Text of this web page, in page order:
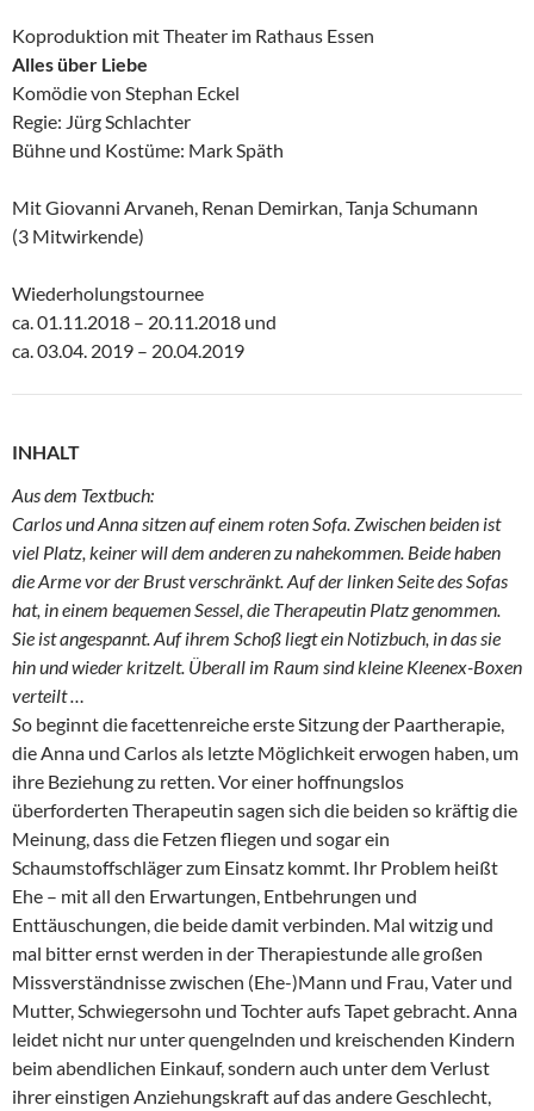
Koproduktion mit Theater im Rathaus Essen
Alles über Liebe
Komödie von Stephan Eckel
Regie: Jürg Schlachter
Bühne und Kostüme: Mark Späth
Mit Giovanni Arvaneh, Renan Demirkan, Tanja Schumann
(3 Mitwirkende)
Wiederholungstournee
ca. 01.11.2018 – 20.11.2018 und
ca. 03.04. 2019 – 20.04.2019
INHALT
Aus dem Textbuch:
Carlos und Anna sitzen auf einem roten Sofa. Zwischen beiden ist
viel Platz, keiner will dem anderen zu nahekommen. Beide haben
die Arme vor der Brust verschränkt. Auf der linken Seite des Sofas
hat, in einem bequemen Sessel, die Therapeutin Platz genommen.
Sie ist angespannt. Auf ihrem Schoß liegt ein Notizbuch, in das sie
hin und wieder kritzelt. Überall im Raum sind kleine Kleenex-Boxen
verteilt …
So beginnt die facettenreiche erste Sitzung der Paartherapie,
die Anna und Carlos als letzte Möglichkeit erwogen haben, um
ihre Beziehung zu retten. Vor einer hoffnungslos
überforderten Therapeutin sagen sich die beiden so kräftig die
Meinung, dass die Fetzen fliegen und sogar ein
Schaumstoffschläger zum Einsatz kommt. Ihr Problem heißt
Ehe – mit all den Erwartungen, Entbehrungen und
Enttäuschungen, die beide damit verbinden. Mal witzig und
mal bitter ernst werden in der Therapiestunde alle großen
Missverständnisse zwischen (Ehe-)Mann und Frau, Vater und
Mutter, Schwiegersohn und Tochter aufs Tapet gebracht. Anna
leidet nicht nur unter quengelnden und kreischenden Kindern
beim abendlichen Einkauf, sondern auch unter dem Verlust
ihrer einstigen Anziehungskraft auf das andere Geschlecht,